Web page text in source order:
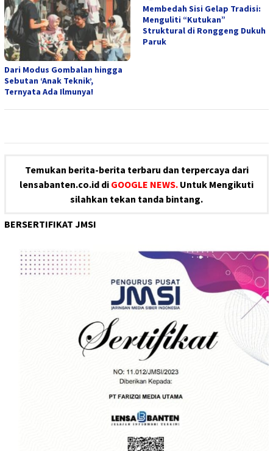
Dari Modus Gombalan hingga
Sebutan ‘Anak Teknik’,
Ternyata Ada Ilmunya!
Membedah Sisi Gelap Tradisi:
Menguliti “Kutukan”
Struktural di Ronggeng Dukuh
Paruk
Temukan berita-berita terbaru dan terpercaya dari
lensabanten.co.id di GOOGLE NEWS. Untuk Mengikuti
silahkan tekan tanda bintang.
BERSERTIFIKAT JMSI